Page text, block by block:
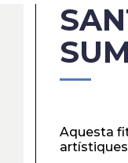
Aquesta